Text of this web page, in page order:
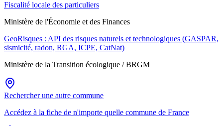
Fiscalité locale des particuliers
Ministère de l'Économie et des Finances
GeoRisques : API des risques naturels et technologiques (GASPAR,
sismicité, radon, RGA, ICPE, CatNat)
Ministère de la Transition écologique / BRGM
Rechercher une autre commune
Accédez à la fiche de n'importe quelle commune de France